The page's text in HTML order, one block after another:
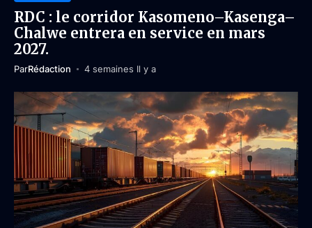
RDC : le corridor Kasomeno–Kasenga–
Chalwe entrera en service en mars
2027.
ParRédaction 4 semaines Il y a